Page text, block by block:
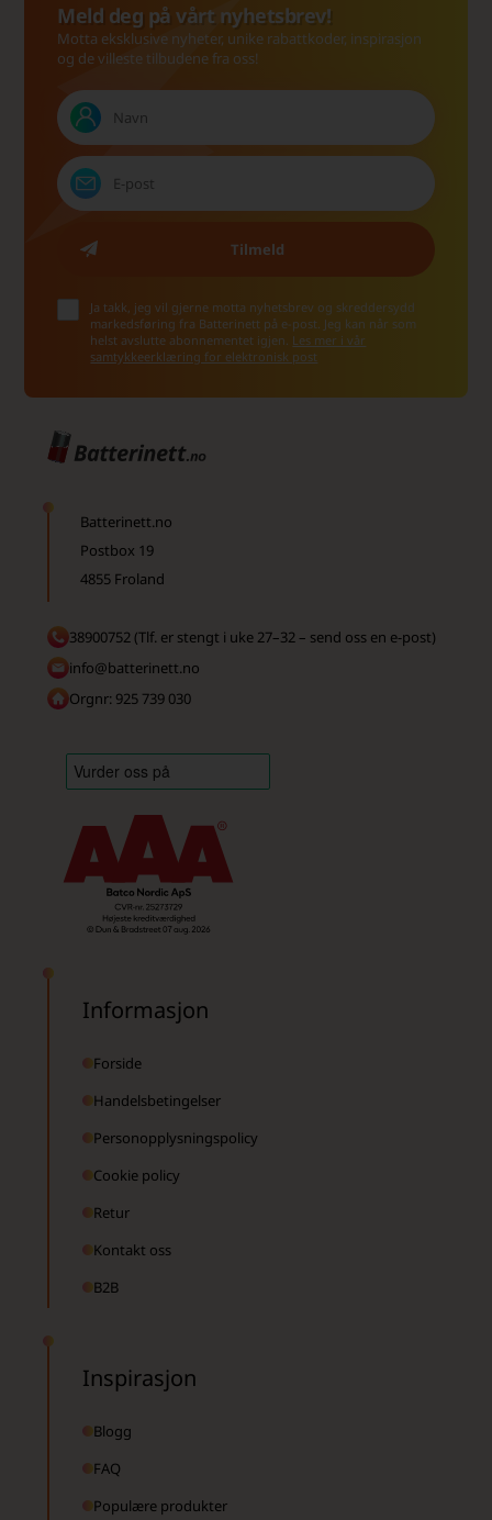
Meld deg på vårt nyhetsbrev!
Motta eksklusive nyheter, unike rabattkoder, inspirasjon
og de villeste tilbudene fra oss!
Ja takk, jeg vil gjerne motta nyhetsbrev og skreddersydd
markedsføring fra Batterinett på e-post. Jeg kan når som
helst avslutte abonnementet igjen. Les mer i vår
samtykkeerklæring for elektronisk post
Batterinett.no
Postbox 19
4855 Froland
38900752 (Tlf. er stengt i uke 27–32 – send oss en e-post)
info@batterinett.no
Orgnr: 925 739 030
Informasjon
Forside
Handelsbetingelser
Personopplysningspolicy
Cookie policy
Retur
Kontakt oss
B2B
Inspirasjon
Blogg
FAQ
Populære produkter